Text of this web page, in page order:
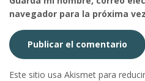
navegador para la próxima
Este sitio usa Akismet para